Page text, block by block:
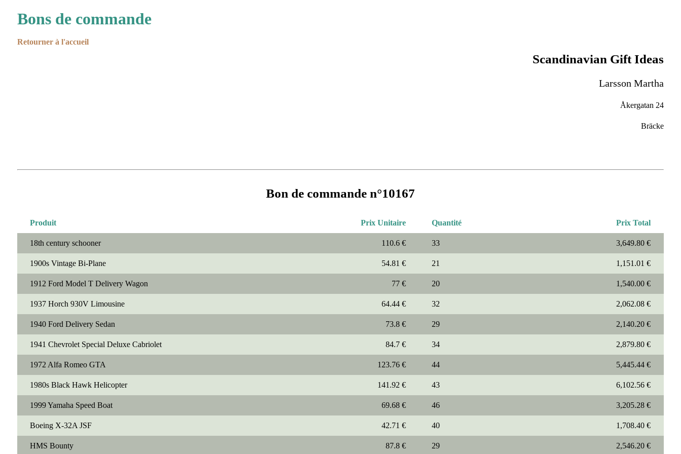
Bons de commande
Retourner à l'accueil
Scandinavian Gift Ideas
Larsson Martha
Åkergatan 24
Bräcke
Bon de commande n°10167
Produit Prix Unitaire Quantité Prix Total
18th century schooner 110.6 € 33 3,649.80 €
1900s Vintage Bi-Plane 54.81 € 21 1,151.01 €
1912 Ford Model T Delivery Wagon 77 € 20 1,540.00 €
1937 Horch 930V Limousine 64.44 € 32 2,062.08 €
1940 Ford Delivery Sedan 73.8 € 29 2,140.20 €
1941 Chevrolet Special Deluxe Cabriolet 84.7 € 34 2,879.80 €
1972 Alfa Romeo GTA 123.76 € 44 5,445.44 €
1980s Black Hawk Helicopter 141.92 € 43 6,102.56 €
1999 Yamaha Speed Boat 69.68 € 46 3,205.28 €
Boeing X-32A JSF 42.71 € 40 1,708.40 €
HMS Bounty 87.8 € 29 2,546.20 €